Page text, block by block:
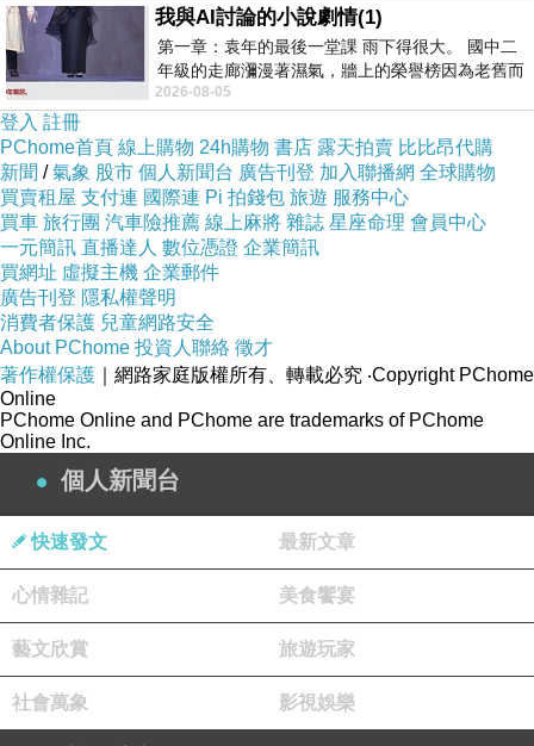
厚，二人演出暖心的正能量CP感。
片中的配角也十分搶鏡，好像庹宗華扮演不苟言笑的毛
爸，在兒子遭遇危難、驚慌失措之際，他演出父親的冷靜
和力量，感到最大的撫慰和溫暖。片中「女主角」王淨飾
演警局之花戲分不多，本以為與明翰有愛情線，原來角色
有驚喜，跟她以往演過的角色相當不同。此外，警匪的戲
碼也加入大量的動作場面，從河堤追到工業區的飛車追逐
戲更是精彩，原來這乃編導程偉豪利用嶄新的 Unreal
Engine 5的影視特效製作，結合人鬼聯手破案的情節，反
而突出了全片的奇幻靈異感。
《鬼家人》的故事觸及不少多元的類型議題，但絕不賣弄
多元性別的愛情標籤，又把故弄玄虛的冥婚情節調配得相
當精準，劇情時不時就有爆笑戲碼，也會有笑中有淚的治
癒感情線，眾演員在親情、友情、愛情的表演均發揮極
致。由《紅衣小女孩》驚慄系列到《目擊者》、《緝魂》
黑色犯罪片再到監製的《當男人戀愛時》，導演程偉豪的
作品皆有口碑，《鬼家人》更刷新票房佳績，絕是他成績
單中最亮眼的一部。
伸延閱讀：
《不標準情人》華語版—《當男人戀愛時》
我與AI討論的小說劇情(1)
第一章：袁年的最後一堂課 雨下得很大。 國中二
年級的走廊瀰漫著濕氣，牆上的榮譽榜因為老舊而
微微捲起。 堯禹舜站在辦公室外，手
2026-08-05
登入 註冊
PChome首頁 線上購物 24h購物 書店 露天拍賣 比比昂代購
新聞 /氣象 股市 個人新聞台 廣告刊登 加入聯播網 全球購物
買賣租屋 支付連 國際連 Pi 拍錢包 旅遊 服務中心
買車 旅行團 汽車險推薦 線上麻將 雜誌 星座命理 會員中心
一元簡訊 直播達人 數位憑證 企業簡訊
買網址 虛擬主機 企業郵件
廣告刊登 隱私權聲明
消費者保護 兒童網路安全
About PChome 投資人聯絡 徵才
著作權保護 ｜網路家庭版權所有、轉載必究 ‧Copyright PChome
Online
PChome Online and PChome are trademarks of PChome
Online Inc.
個人新聞台
快速發文 最新文章
心情雜記 美食饗宴
藝文欣賞 旅遊玩家
社會萬象 影視娛樂